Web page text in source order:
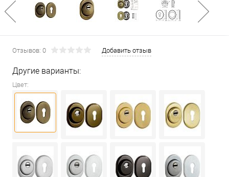
Отзывов: 0 Добавить отзыв
Другие варианты:
Цвет: